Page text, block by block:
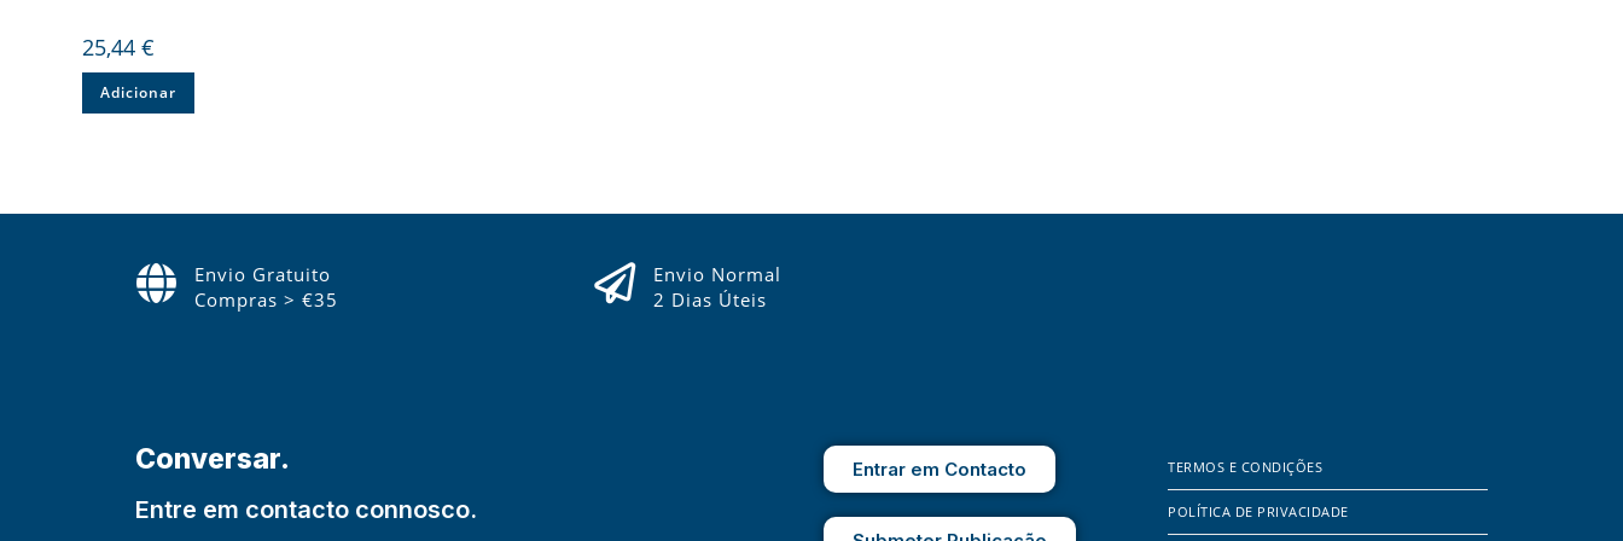
25,44€
Adicionar
Envio Gratuito
Compras > €35
Envio Normal
2 Dias Úteis
Conversar.
Entre em contacto connosco.
Entrar em Contacto TERMOS E CONDIÇÕES
POLÍTICA DE PRIVACIDADE